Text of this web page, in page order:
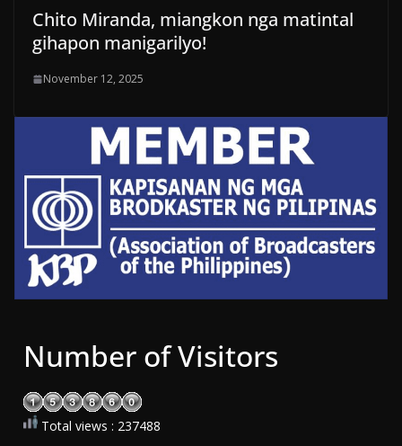
Chito Miranda, miangkon nga matintal
gihapon manigarilyo!
November 12, 2025
Number of Visitors
Total views : 237488